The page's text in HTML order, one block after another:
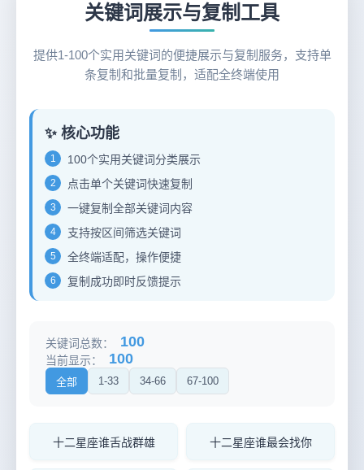
关键词展示与复制工具
提供1-100个实用关键词的便捷展示与复制服务，支持单
条复制和批量复制，适配全终端使用
✨ 核心功能
1 100个实用关键词分类展示
2 点击单个关键词快速复制
3 一键复制全部关键词内容
4 支持按区间筛选关键词
5 全终端适配，操作便捷
6 复制成功即时反馈提示
关键词总数： 100
当前显示： 100
全部 1-33 34-66 67-100
十二星座谁舌战群雄 十二星座谁最会找你